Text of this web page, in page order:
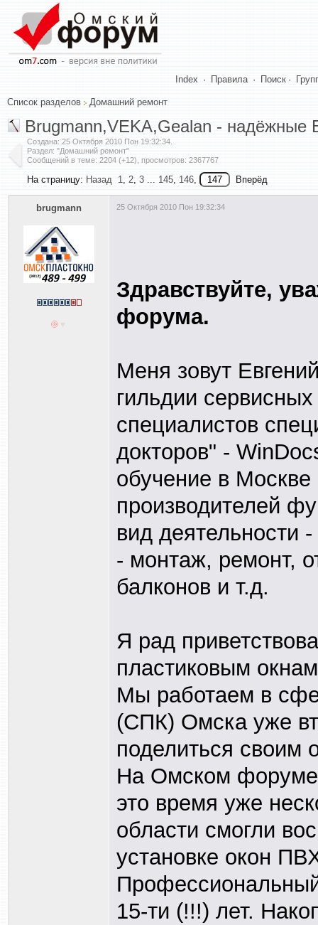
Index · Правила · Поиск ·
Список разделов Домашний ремонт
Brugmann,VEKA,Gealan -
Создана: 25 Октября 2010 Пон 19:32:34
Раздел: "Домашний ремонт"
Сообщений в теме: 2204 (+12), просмотров: 2367767
На страницу: Назад 1, 2, 3 ... 145, 146, Вперёд
brugmann 25 Октября 2010 Пон 19:32:34
Здравствуйте,
форума.
Меня зовут
гильдии
специалистов
докторов" -
обучение в
производителей
вид деятельности
- монтаж, ремонт,
балконов и т.д.
Я рад
пластиковым
Мы работаем в
(СПК) Омска уже
поделиться своим
На Омском форуме
это время уже
области смогли
установке окон
15-ти (!!!) лет.